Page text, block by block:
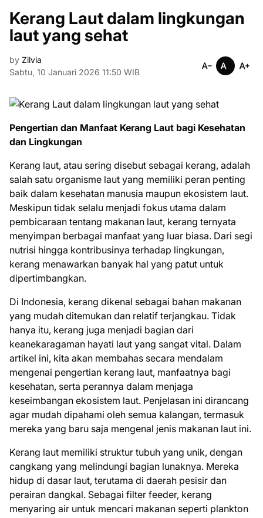
Kerang Laut dalam lingkungan
laut yang sehat
by Zilvia
Sabtu, 10 Januari 2026 11:50 WIB
Pengertian dan Manfaat Kerang Laut bagi Kesehatan
dan Lingkungan
Kerang laut, atau sering disebut sebagai kerang, adalah
salah satu organisme laut yang memiliki peran penting
baik dalam kesehatan manusia maupun ekosistem laut.
Meskipun tidak selalu menjadi fokus utama dalam
pembicaraan tentang makanan laut, kerang ternyata
menyimpan berbagai manfaat yang luar biasa. Dari segi
nutrisi hingga kontribusinya terhadap lingkungan,
kerang menawarkan banyak hal yang patut untuk
dipertimbangkan.
Di Indonesia, kerang dikenal sebagai bahan makanan
yang mudah ditemukan dan relatif terjangkau. Tidak
hanya itu, kerang juga menjadi bagian dari
keanekaragaman hayati laut yang sangat vital. Dalam
artikel ini, kita akan membahas secara mendalam
mengenai pengertian kerang laut, manfaatnya bagi
kesehatan, serta perannya dalam menjaga
keseimbangan ekosistem laut. Penjelasan ini dirancang
agar mudah dipahami oleh semua kalangan, termasuk
mereka yang baru saja mengenal jenis makanan laut ini.
Kerang laut memiliki struktur tubuh yang unik, dengan
cangkang yang melindungi bagian lunaknya. Mereka
hidup di dasar laut, terutama di daerah pesisir dan
perairan dangkal. Sebagai filter feeder, kerang
menyaring air untuk mencari makanan seperti plankton